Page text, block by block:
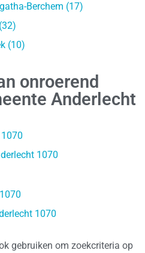
Berchem (17)
(10)
onroerend
Anderlecht
1070
1070
gebruiken om zoekcriteria op